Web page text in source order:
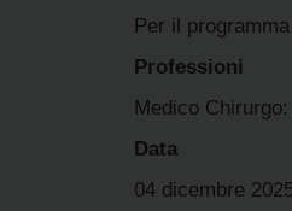
Per il
Professioni
Medico
Data
04 dicembre